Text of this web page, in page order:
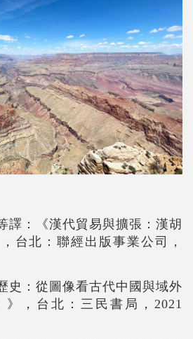
譯：《漢代貿易與擴張：漢胡
台北：聯經出版事業公司，
史：從圖像看古代中國與域外
，台北：三民書局，2021